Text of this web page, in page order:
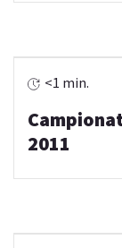
<1 min.
2011